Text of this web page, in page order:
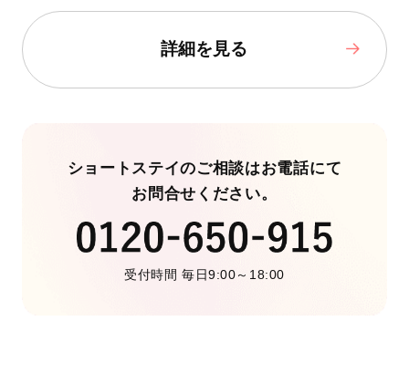
詳細を見る
ショートステイのご相談はお電話にて
お問合せください。
受付時間 毎日9:00～18:00